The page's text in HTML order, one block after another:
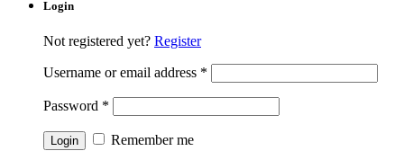
Login
Not registered yet? Register
Username or email address *
Password *
Remember me